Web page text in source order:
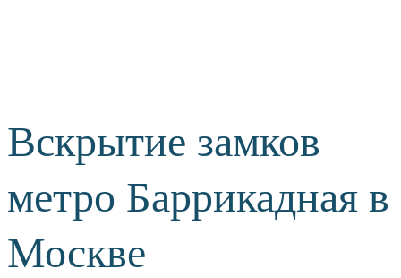
Вскрытие замков
метро Баррикадная в
Москве